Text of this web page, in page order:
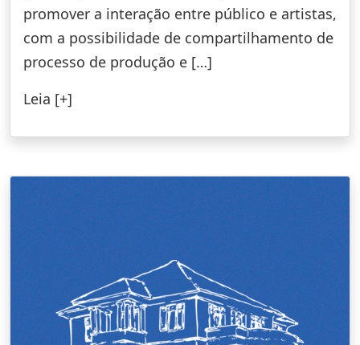
promover a interação entre público e artistas,
com a possibilidade de compartilhamento de
processo de produção e […]
Leia [+]